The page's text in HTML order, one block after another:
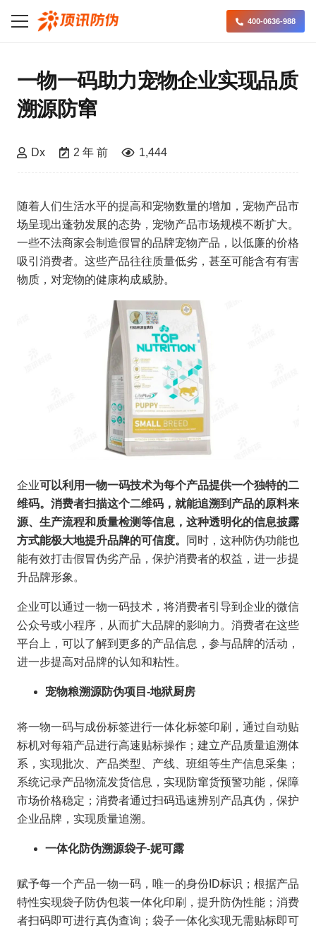
400-0636-988
一物一码助力宠物企业实现品质
溯源防窜
Dx 2 年 前 1,444
随着人们生活水平的提高和宠物数量的增加，宠物产品市
场呈现出蓬勃发展的态势，宠物产品市场规模不断扩大。
一些不法商家会制造假冒的品牌宠物产品，以低廉的价格
吸引消费者。这些产品往往质量低劣，甚至可能含有有害
物质，对宠物的健康构成威胁。
企业可以利用一物一码技术为每个产品提供一个独特的二
维码。消费者扫描这个二维码，就能追溯到产品的原料来
源、生产流程和质量检测等信息，这种透明化的信息披露
方式能极大地提升品牌的可信度。
同时，这种防伪功能也
能有效打击假冒伪劣产品，保护消费者的权益，进一步提
升品牌形象。
企业可以通过一物一码技术，将消费者引导到企业的微信
公众号或小程序，从而扩大品牌的影响力。消费者在这些
平台上，可以了解到更多的产品信息，参与品牌的活动，
进一步提高对品牌的认知和粘性。
宠物粮溯源防伪项目-地狱厨房
将一物一码与成份标签进行一体化标签印刷，通过自动贴
标机对每箱产品进行高速贴标操作；建立产品质量追溯体
系，实现批次、产品类型、产线、班组等生产信息采集；
系统记录产品物流发货信息，实现防窜货预警功能，保障
市场价格稳定；消费者通过扫码迅速辨别产品真伪，保护
企业品牌，实现质量追溯。
一体化防伪溯源袋子-妮可露
赋予每一个产品一物一码，唯一的身份ID标识；根据产品
特性实现袋子防伪包装一体化印刷，提升防伪性能；消费
者扫码即可进行真伪查询；袋子一体化实现无需贴标即可